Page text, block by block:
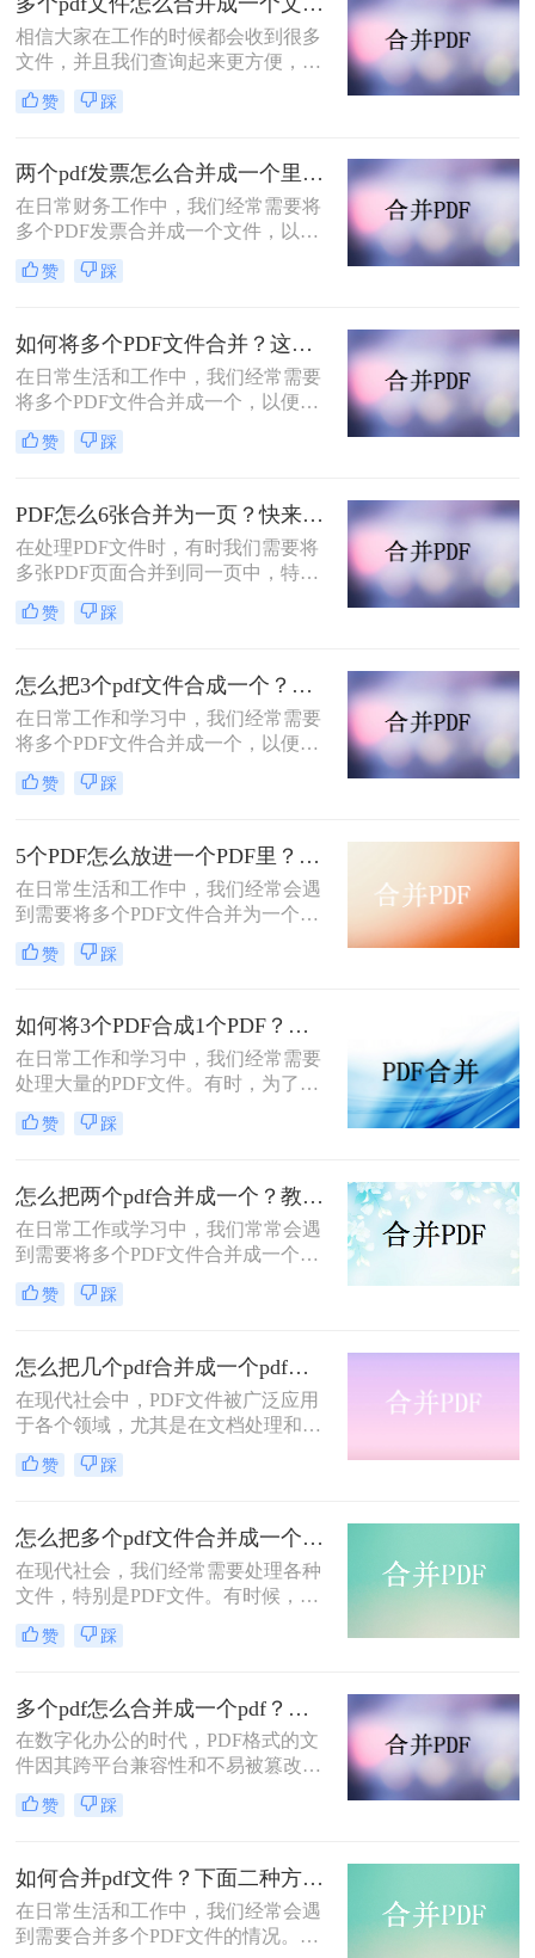
相信大家在工作的时候都会收到很多
文件，并且我们查询起来更方便，对
某些文件进行了综合和归纳，因此，
当某些同类文件PDF文档希望将它们
工作是有益的，工作效率也会大大提
高，所以，怎样才能把多个PDF文件
迅速合并为一个PDF文件？今日小编
推荐一种非常有效的合并多个pdf文档
方法，帮助您快速实现多个pdf文件怎
么合并成一个文件！
赞 踩
两个pdf发票怎么合并成一个里面？分享合并pdf的二个方法！
在日常财务工作中，我们经常需要将
多个PDF发票合并成一个文件，以便
于管理和归档。那么两个PDF发票怎
么合并成一个里面呢？下面将介绍两
个PDF发票合并成一个文件。
赞 踩
如何将多个PDF文件合并？这三种合并方法看看！
在日常生活和工作中，我们经常需要
将多个PDF文件合并成一个，以便于
管理、分享或打印。PDF文件格式的
普及使得这种需求变得越来越普遍。
文将介绍几种常用的方法，帮助你轻
松实现多个PDF文件的合并。
赞 踩
PDF怎么6张合并为一页？快来看看这二种方法！
在处理PDF文件时，有时我们需要将
多张PDF页面合并到同一页中，特别
是在制作手册、小册子或需要将多个
图像合并到单个页面时。那么PDF怎
种将6张PDF页面合并为一页的方法，
帮助读者高效地完成这一任务。
赞 踩
怎么把3个pdf文件合成一个？分享这三个方法可以给您！
在日常工作和学习中，我们经常需要
将多个PDF文件合并成一个，以便于
查阅、分享或存档。那么怎么把3个
PDF文件合成一个呢？本文将介绍三
方法，帮助读者轻松应对这一需求。
赞 踩
5个PDF怎么放进一个PDF里？教你3种简单的方法！
在日常生活和工作中，我们经常会遇
到需要将多个PDF文件合并为一个的
情况。这样做不仅方便了文件的存储
和传输，也提高了阅读效率。那么5
将介绍三种将5个PDF放进一个PDF里
的方法，帮助读者轻松完成合并任
务。
赞 踩
如何将3个PDF合成1个PDF？教你二种方法快速合并！
在日常工作和学习中，我们经常需要
处理大量的PDF文件。有时，为了方
便查阅和传输，我们可能需要将多个
PDF文件合并成一个。本文将介绍如
轻松实现文件合并的需求。
赞 踩
怎么把两个pdf合并成一个？教你2种简单方法！
在日常工作或学习中，我们常常会遇
到需要将多个PDF文件合并成一个的
情况。无论是为了整理文档、减少文
件数量，还是为了方便传输和分享，
作。那么怎么把两个pdf合并成一个​
呢？本文将为大家介绍几种简单易行
的方法，让您轻松合并PDF文件。
赞 踩
怎么把几个pdf合并成一个pdf文件？教你一招轻松搞定！
在现代社会中，PDF文件被广泛应用
于各个领域，尤其是在文档处理和文
献资料整理方面。有时候，我们需要
将多个PDF文件合并成一个PDF文
那么，怎么把几个pdf合并成一个pdf
文件呢？本文将为你详细解答。
赞 踩
怎么把多个pdf文件合并成一个？学会这三种方法，再也不用担心文件分散了！
在现代社会，我们经常需要处理各种
文件，特别是PDF文件。有时候，我
们可能需要将多个PDF文件合并成一
个，以方便查阅和管理。那么，怎么
为大家介绍三种方法。
赞 踩
多个pdf怎么合并成一个pdf？这三种方法最好用！
在数字化办公的时代，PDF格式的文
件因其跨平台兼容性和不易被篡改的
特性而广受欢迎。然而，在日常工作
中，我们可能会遇到需要合并多个
便捷的合并工具或方法就显得尤为重
要。那么多个pdf怎么合并成一个pdf
呢？本文将介绍几种常见的合并多个
PDF文件为一个PDF的方法，帮助你
赞 踩
如何合并pdf文件？下面二种方法马上教会你！
在日常生活和工作中，我们经常会遇
到需要合并多个PDF文件的情况。比